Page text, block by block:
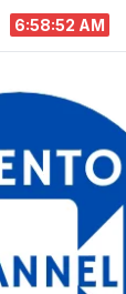
6:58:53 AM